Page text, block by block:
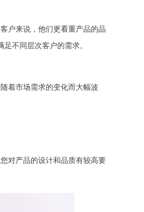
户来说，他们更看重产品的品
不同层次客户的需求。
着市场需求的变化而大幅波
对产品的设计和品质有较高要